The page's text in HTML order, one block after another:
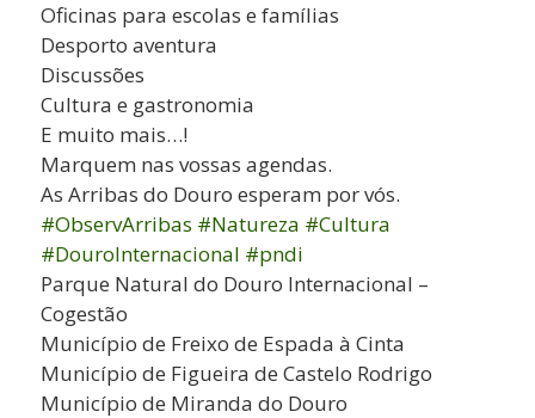
Oficinas para escolas e famílias
Desporto aventura
Discussões
Cultura e gastronomia
E muito mais…!
Marquem nas vossas agendas.
As Arribas do Douro esperam por vós.
#ObservArribas #Natureza #Cultura
#DouroInternacional #pndi
Parque Natural do Douro Internacional –
Cogestão
Município de Freixo de Espada à Cinta
Município de Figueira de Castelo Rodrigo
Município de Miranda do Douro